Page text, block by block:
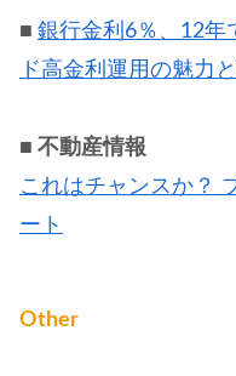
■ 銀行金利6％、12年
ド高金利運用の魅力
■ 不動産情報
これはチャンスか？
ート
Other